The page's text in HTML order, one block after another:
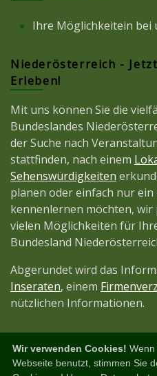
Ihre Möglichkeitein bei
Niederösterreich -
Erleben!
Mit uns können Sie die
Bundeslandes
der Suche nach
stattfinden, nach einem
Sehenswürdigkeiten
planen oder einfach nur ein
kennenlernen möchten,
vielen Möglichkeiten für
Bundesland
Abgerundet wird das
Inseraten, einem
nützlichen Informationen.
Diese Seite ist ein Projekt der
Wir verwenden Cookies!
Webseite benutzt, stimmen Sie